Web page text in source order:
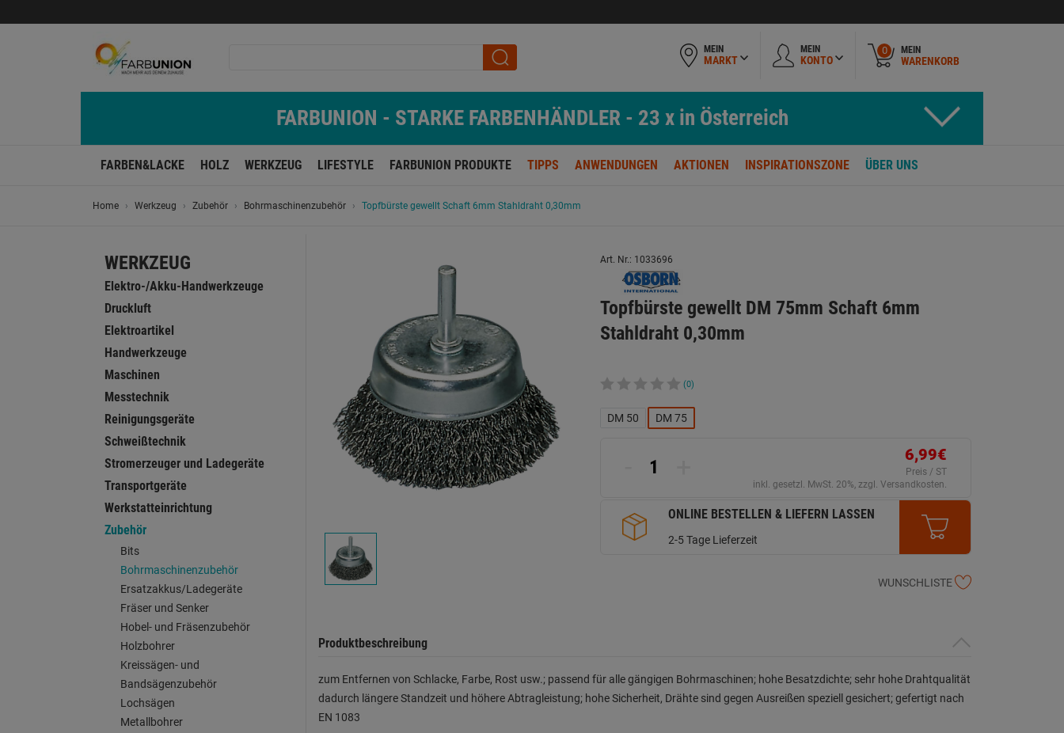
MEIN
MARKT
MEIN
KONTO
0 MEIN
WARENKORB
FARBUNION - STARKE FARBENHÄNDLER - 23 x in Österreich
FARBEN&LACKE HOLZ WERKZEUG LIFESTYLE FARBUNION PRODUKTE TIPPS ANWENDUNGEN AKTIONEN INSPIRATIONSZONE ÜBER UNS
Home Werkzeug Zubehör Bohrmaschinenzubehör Topfbürste gewellt Schaft 6mm Stahldraht 0,30mm
WERKZEUG
Elektro-/Akku-Handwerkzeuge
Druckluft
Elektroartikel
Handwerkzeuge
Maschinen
Messtechnik
Reinigungsgeräte
Schweißtechnik
Stromerzeuger und Ladegeräte
Transportgeräte
Werkstatteinrichtung
Zubehör
Bits
Bohrmaschinenzubehör
Ersatzakkus/Ladegeräte
Fräser und Senker
Hobel- und Fräsenzubehör
Holzbohrer
Kreissägen- und
Bandsägenzubehör
Lochsägen
Metallbohrer
Art. Nr.: 1033696
Topfbürste gewellt DM 75mm Schaft 6mm
Stahldraht 0,30mm
(0)
DM 50 DM 75
6,99€
Preis / ST
inkl. gesetzl. MwSt. 20%, zzgl. Versandkosten.
ONLINE BESTELLEN & LIEFERN LASSEN
2-5 Tage Lieferzeit
WUNSCHLISTE
Produktbeschreibung
zum Entfernen von Schlacke, Farbe, Rost usw.; passend für alle gängigen Bohrmaschinen; hohe Besatzdichte; sehr hohe Drahtqualität
dadurch längere Standzeit und höhere Abtragleistung; hohe Sicherheit, Drähte sind gegen Ausreißen speziell gesichert; gefertigt nach
EN 1083